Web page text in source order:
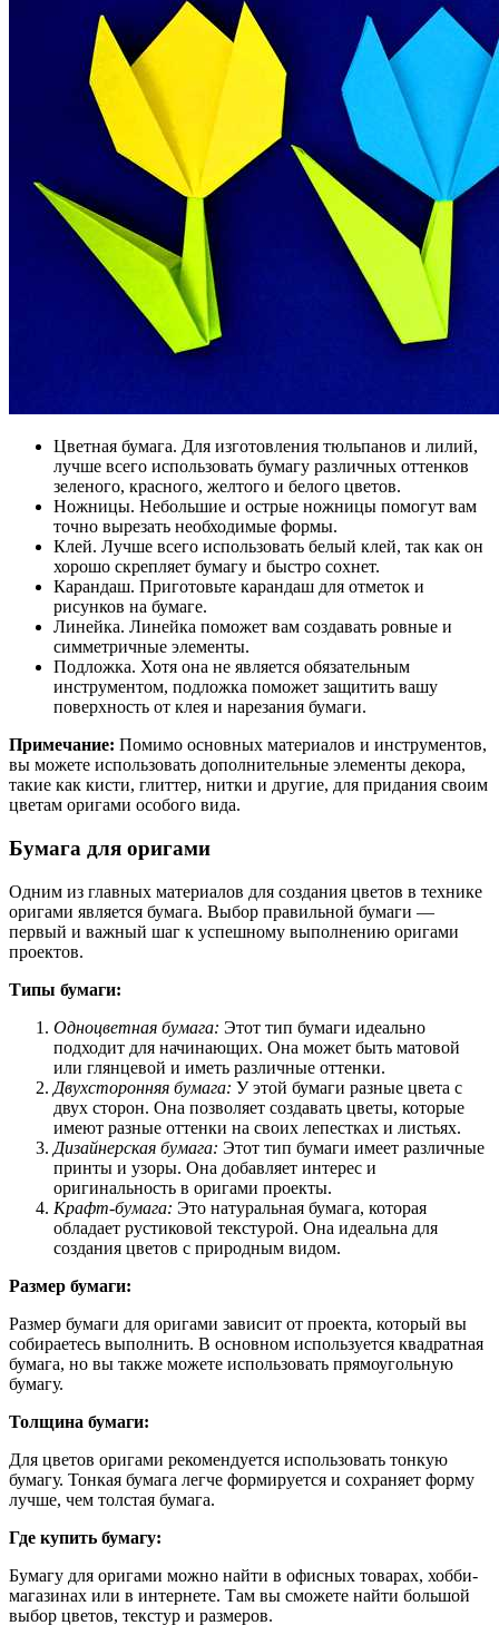
Цветная бумага. Для изготовления тюльпанов и лилий,
лучше всего использовать бумагу различных оттенков
зеленого, красного, желтого и белого цветов.
Ножницы. Небольшие и острые ножницы помогут вам
точно вырезать необходимые формы.
Клей. Лучше всего использовать белый клей, так как он
хорошо скрепляет бумагу и быстро сохнет.
Карандаш. Приготовьте карандаш для отметок и
рисунков на бумаге.
Линейка. Линейка поможет вам создавать ровные и
симметричные элементы.
Подложка. Хотя она не является обязательным
инструментом, подложка поможет защитить вашу
поверхность от клея и нарезания бумаги.
Примечание: Помимо основных материалов и инструментов,
вы можете использовать дополнительные элементы декора,
такие как кисти, глиттер, нитки и другие, для придания своим
цветам оригами особого вида.
Бумага для оригами
Одним из главных материалов для создания цветов в технике
оригами является бумага. Выбор правильной бумаги —
первый и важный шаг к успешному выполнению оригами
проектов.
Типы бумаги:
Одноцветная бумага: Этот тип бумаги идеально
подходит для начинающих. Она может быть матовой
или глянцевой и иметь различные оттенки.
Двухсторонняя бумага: У этой бумаги разные цвета с
двух сторон. Она позволяет создавать цветы, которые
имеют разные оттенки на своих лепестках и листьях.
Дизайнерская бумага: Этот тип бумаги имеет различные
принты и узоры. Она добавляет интерес и
оригинальность в оригами проекты.
Крафт-бумага: Это натуральная бумага, которая
обладает рустиковой текстурой. Она идеальна для
создания цветов с природным видом.
Размер бумаги:
Размер бумаги для оригами зависит от проекта, который вы
собираетесь выполнить. В основном используется квадратная
бумага, но вы также можете использовать прямоугольную
бумагу.
Толщина бумаги:
Для цветов оригами рекомендуется использовать тонкую
бумагу. Тонкая бумага легче формируется и сохраняет форму
лучше, чем толстая бумага.
Где купить бумагу:
Бумагу для оригами можно найти в офисных товарах, хобби-
магазинах или в интернете. Там вы сможете найти большой
выбор цветов, текстур и размеров.